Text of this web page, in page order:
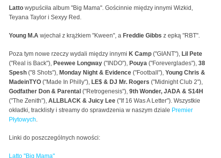
Latto wypuściła album "Big Mama". Gościnnie między innymi Wizkid,
Teyana Taylor i Sexyy Red.
Young M.A wjechał z krążkiem "Kween", a Freddie Gibbs z epką "RBT".
Poza tym nowe rzeczy wydali między innymi K Camp ("GIANT"), Lil Pete
("Real is Back"), Peewee Longway ("INDO"), Pouya ("Foreverglades"), 38
Spesh ("8 Shots"), Monday Night & Evidence ("Football"), Young Chris &
MadeinTYO ("Made In Philly"), LE$ & DJ Mr. Rogers ("Midnight Club 2"),
Godfather Don & Parental ("Retrogenesis"), 9th Wonder, JADA & S14H
("The Zenith"), ALLBLACK & Juicy Lee ("If 16 Was A Letter"). Wszystkie
okładki, tracklisty i streamy do sprawdzenia w naszym dziale Premier
Płytowych
Linki do poszczególnych nowości:
Latto "Big Mama"